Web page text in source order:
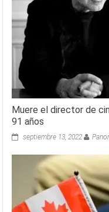
Muere el director de
91 años
septiembre 13, 2022